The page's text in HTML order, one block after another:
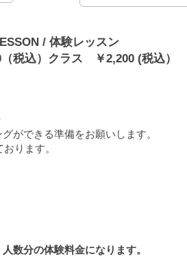
/ 体験レッスン
税込）クラス ￥2,200 (税込）
ができる準備をお願いします。
ります。
数分の体験料金になります。